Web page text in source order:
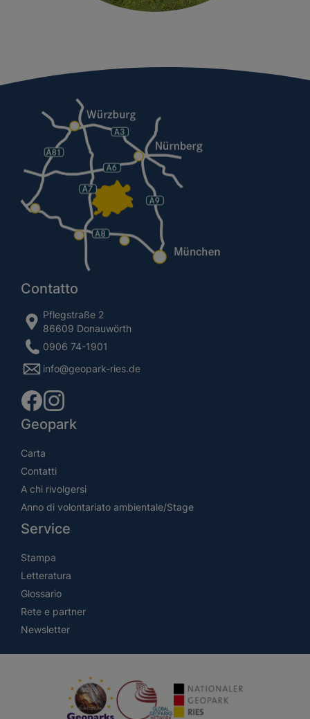
Contatto
Pflegstraße 2
86609 Donauwörth
0906 74-1901
info@geopark-ries.de
Geopark
Carta
Contatti
A chi rivolgersi
Anno di volontariato ambientale/Stage
Service
Stampa
Letteratura
Glossario
Rete e partner
Newsletter